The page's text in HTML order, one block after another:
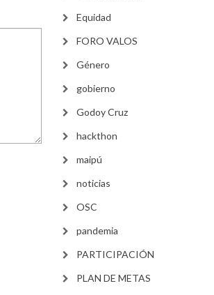
Equidad
FORO VALOS
Género
gobierno
Godoy Cruz
hackthon
maipú
noticias
OSC
pandemia
PARTICIPACIÓN
PLAN DE METAS